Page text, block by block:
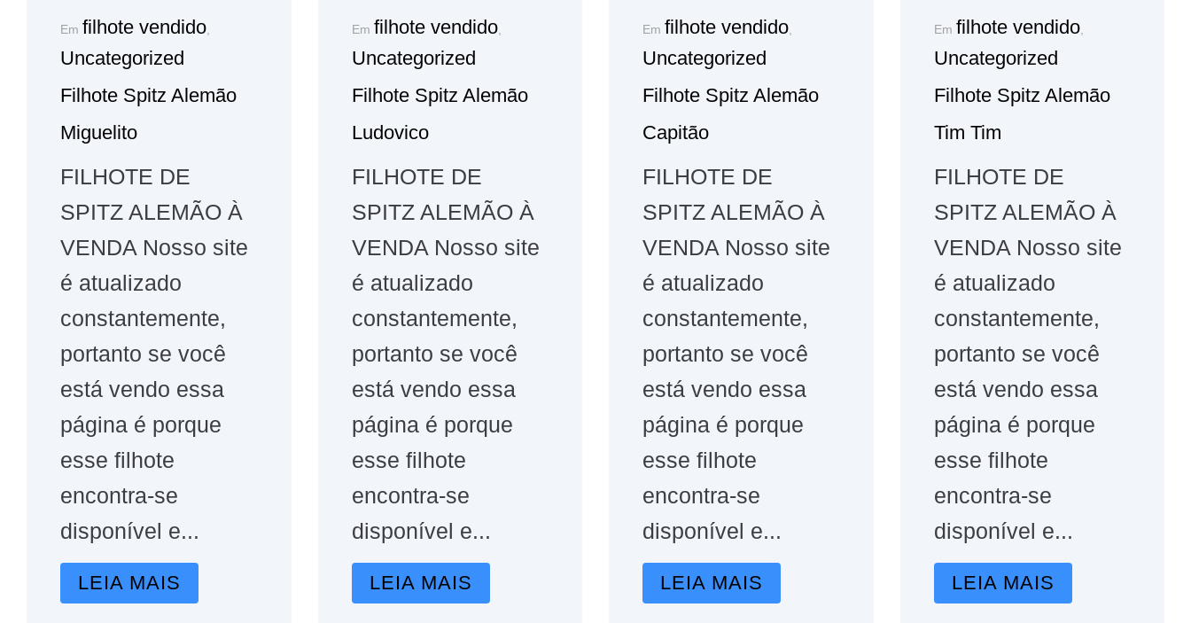
Em filhote vendido
Uncategorized
Filhote Spitz Alemão
Miguelito
FILHOTE DE
SPITZ ALEMÃO À
VENDA Nosso site
é atualizado
constantemente,
portanto se você
está vendo essa
página é porque
esse filhote
encontra-se
disponível e...
LEIA MAIS
Em filhote vendido,
Uncategorized
Filhote Spitz Alemão
Ludovico
FILHOTE DE
SPITZ ALEMÃO À
VENDA Nosso site
é atualizado
constantemente,
portanto se você
está vendo essa
página é porque
esse filhote
encontra-se
disponível e...
LEIA MAIS
Em filhote vendido
Uncategorized
Filhote Spitz Alemão
Capitão
FILHOTE DE
SPITZ ALEMÃO À
VENDA Nosso site
é atualizado
constantemente,
portanto se você
está vendo essa
página é porque
esse filhote
encontra-se
disponível e...
LEIA MAIS
Em filhote vendido,
Uncategorized
Filhote Spitz Alemão
Tim Tim
FILHOTE DE
SPITZ ALEMÃO À
VENDA Nosso site
é atualizado
constantemente,
portanto se você
está vendo essa
página é porque
esse filhote
encontra-se
disponível e...
LEIA MAIS